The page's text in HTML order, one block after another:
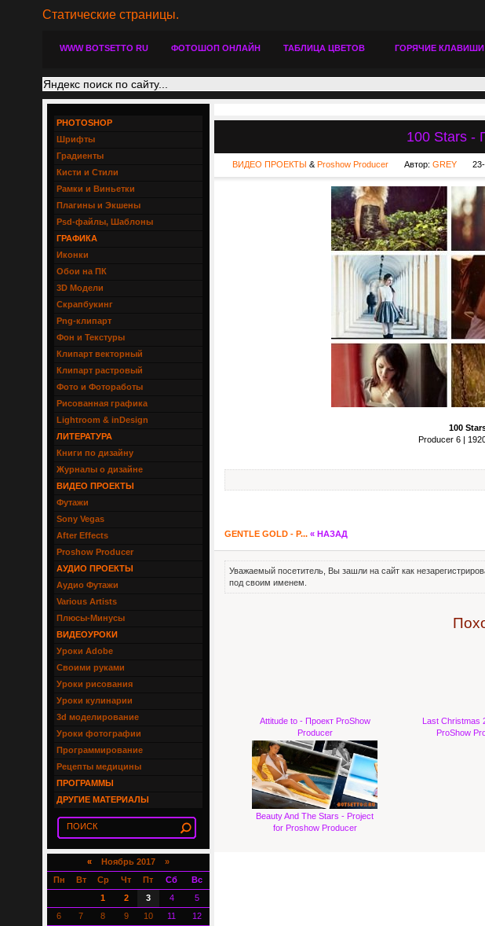
Статические страницы.
WWW BOTSETTO RU ФОТОШОП ОНЛАЙН ТАБЛИЦА ЦВЕТОВ ГОРЯЧИЕ КЛАВИШИ
100 Stars -
ВИДЕО ПРОЕКТЫ & Proshow Producer Автор: GREY
100
Producer 6 |
GENTLE GOLD - P... « НАЗАД
Уважаемый посетитель, Вы зашли на сайт как
под своим именем.
Attitude to - Проект ProShow
Producer
Last Christmas
ProShow
Beauty And The Stars - Project
for Proshow Producer
PHOTOSHOP
Шрифты
Градиенты
Кисти и Стили
Рамки и Виньетки
Плагины и Экшены
Psd-файлы, Шаблоны
ГРАФИКА
Иконки
Обои на ПК
3D Модели
Скрапбукинг
Png-клипарт
Фон и Текстуры
Клипарт векторный
Клипарт растровый
Фото и Фотоработы
Рисованная графика
Lightroom & inDesign
ЛИТЕРАТУРА
Книги по дизайну
Журналы о дизайне
ВИДЕО ПРОЕКТЫ
Футажи
Sony Vegas
After Effects
Proshow Producer
АУДИО ПРОЕКТЫ
Аудио Футажи
Various Artists
Плюсы-Минусы
ВИДЕОУРОКИ
Уроки Adobe
Своими руками
Уроки рисования
Уроки кулинарии
3d моделирование
Уроки фотографии
Программирование
Рецепты медицины
ПРОГРАММЫ
ДРУГИЕ МАТЕРИАЛЫ
«Ноябрь 2017 »
Пн
Вт Ср Чт Пт Сб
Вс
1
2 3 4
5
6
7 8 9 10 11
12